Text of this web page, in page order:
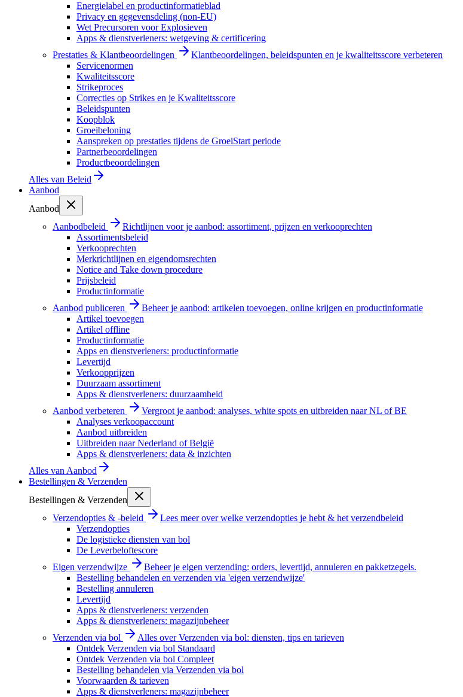
Energielabel en productinformatieblad
Privacy en gegevensdeling (non-EU)
Wet Precursoren voor Explosieven
Apps & dienstverleners: wetgeving & certificering
Prestaties & Klantbeoordelingen
Klantbeoordelingen, beleidspunten en je kwaliteitsscore verbeteren
Servicenormen
Kwaliteitsscore
Strikeproces
Correcties op Strikes en je Kwaliteitsscore
Beleidspunten
Koopblok
Groeibeloning
Aanspreken op prestaties tijdens de GroeiStart periode
Partnerbeoordelingen
Productbeoordelingen
Alles van Beleid
Aanbod
Aanbod
Aanbodbeleid
Richtlijnen voor je aanbod: assortiment, prijzen en verkooprechten
Assortimentsbeleid
Verkooprechten
Merkrichtlijnen en eigendomsrechten
Notice and Take down procedure
Prijsbeleid
Productinformatie
Aanbod publiceren
Beheer je aanbod: artikelen toevoegen, online krijgen en productinformatie
Artikel toevoegen
Artikel offline
Productinformatie
Apps en dienstverleners: productinformatie
Levertijd
Verkoopprijzen
Duurzaam assortiment
Apps & dienstverleners: duurzaamheid
Aanbod verbeteren
Vergroot je aanbod: analyses, white spots en uitbreiden naar NL of BE
Analyses verkoopaccount
Aanbod uitbreiden
Uitbreiden naar Nederland of België
Apps & dienstverleners: data & inzichten
Alles van Aanbod
Bestellingen & Verzenden
Bestellingen & Verzenden
Verzendopties & -beleid
Lees meer over welke verzendopties je hebt & het verzendbeleid
Verzendopties
De logistieke diensten van bol
De Leverbeloftescore
Eigen verzendwijze
Beheer je eigen verzending: orders, levertijd, annuleren en pakketzegels.
Bestelling behandelen en verzenden via 'eigen verzendwijze'
Bestelling annuleren
Levertijd
Apps & dienstverleners: verzenden
Apps & dienstverleners: magazijnbeheer
Verzenden via bol
Alles over Verzenden via bol: diensten, tips en tarieven
Ontdek Verzenden via bol Standaard
Ontdek Verzenden via bol Compleet
Bestelling behandelen via Verzenden via bol
Voorwaarden & tarieven
Apps & dienstverleners: magazijnbeheer